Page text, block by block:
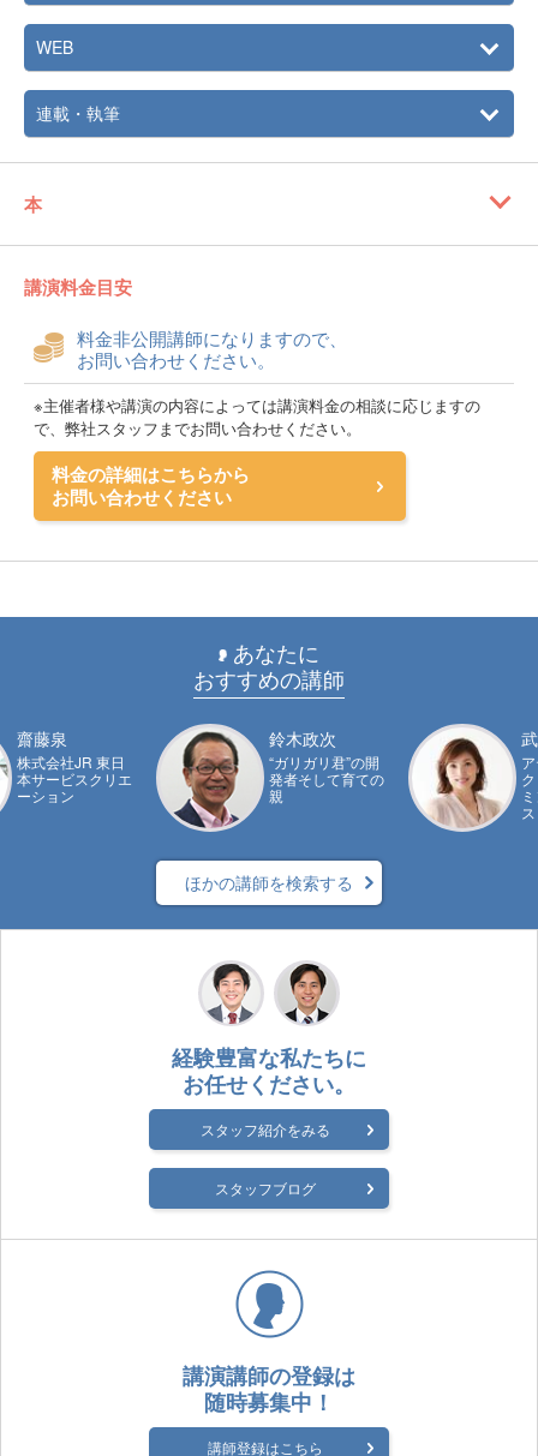
WEB
連載・執筆
本
講演料金目安
料金非公開講師になりますので、
お問い合わせください。
※主催者様や講演の内容によっては講演料金の相談に応じますの
で、弊社スタッフまでお問い合わせください。
料金の詳細はこちらから
お問い合わせください
あなたに
おすすめの講師
齋藤泉
株式会社JR 東日
本サービスクリエ
ーション
鈴木政次
“ガリガリ君”の開
発者そして育ての
親
ほかの講師を検索する
経験豊富な私たちに
お任せください。
スタッフ紹介をみる
スタッフブログ
講演講師の登録は
随時募集中！
講師登録はこちら